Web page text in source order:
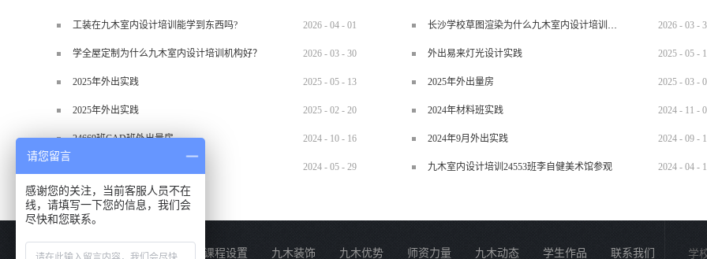
工装在九木室内设计培训能学到东西吗? 2026 - 04 - 01 长沙学校草图渲染为什么九木室内设计培训机构好？ 2026 - 03 -
学全屋定制为什么九木室内设计培训机构好？ 2026 - 03 - 30 外出易来灯光设计实践 2025 - 05 -
2025年外出实践 2025 - 05 - 13 2025年外出量房 2025 - 03 -
2025年外出实践 2025 - 02 - 20 2024年材料班实践 2024 - 11 -
24669班CAD班外出量房 2024 - 10 - 16 2024年9月外出实践 2024 - 09 -
2024 - 05 - 29 九木室内设计培训24553班李自健美术馆参观 2024 - 04 -
关于我们 课程设置 九木装饰 九木优势 师资力量 九木动态 学生作品 联系我们 学
请您留言
感谢您的关注，当前客服人员不在
线，请填写一下您的信息，我们会
尽快和您联系。